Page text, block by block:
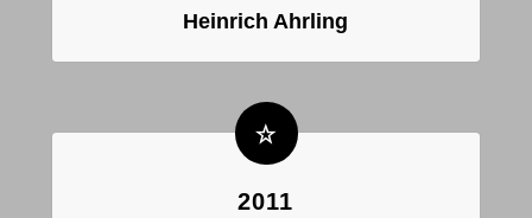
Heinrich Ahrling
2011